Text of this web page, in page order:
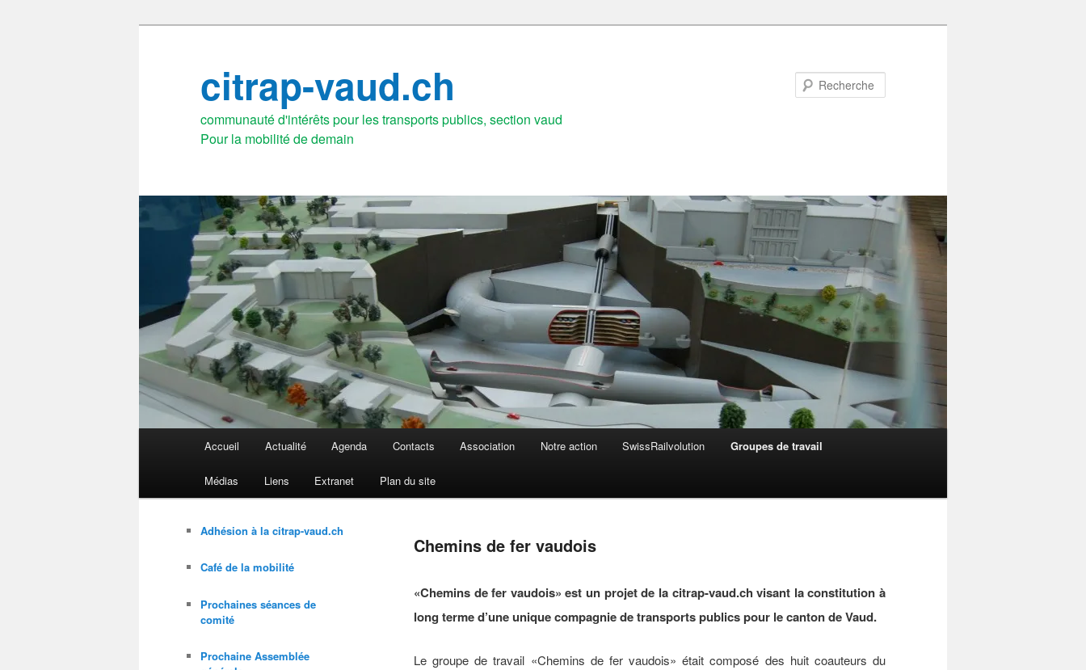
citrap-vaud.ch
communauté d'intérêts pour les transports publics, section vaud
Accueil Actualité Agenda Contacts Association Notre action SwissRailvolution Groupes de travail
Médias Liens Extranet Plan du site
Chemins de fer vaudois
«Chemins de fer vaudois» est un projet de la citrap-vaud.ch visant la constitution à
long terme d’une unique compagnie de transports publics pour le canton de Vaud.
Le groupe de travail «Chemins de fer vaudois» était composé des huit coauteurs du
Adhésion à la citrap-vaud.ch
Café de la mobilité
Prochaines séances de
comité
Prochaine Assemblée